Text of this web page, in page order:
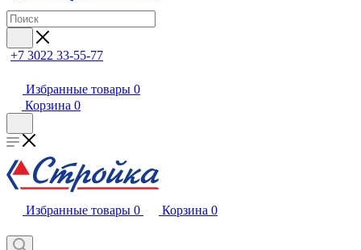
+7 3022 33-55-77
Избранные товары 0
Корзина 0
Избранные товары 0 Корзина 0